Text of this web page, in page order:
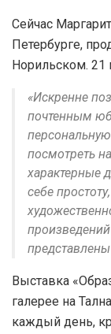
Сейчас
Петербурге,
Норильском. 21
«Искренне
почтенным
посмотреть
характерные
себе
Выставка
галерее на
каждый день,